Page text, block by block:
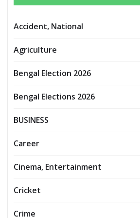
Accident, National
Agriculture
Bengal Election 2026
Bengal Elections 2026
BUSINESS
Career
Cinema, Entertainment
Cricket
Crime